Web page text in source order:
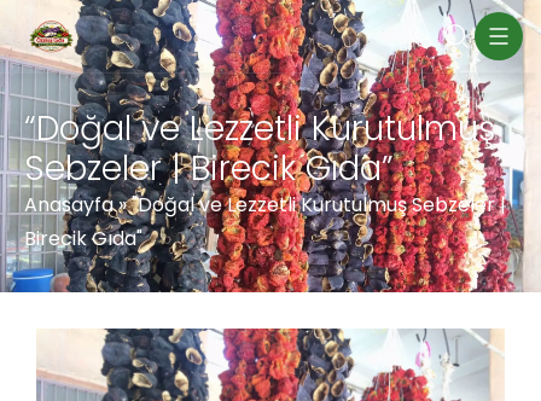
“Doğal ve Lezzetli Kurutulmuş
Sebzeler | Birecik Gıda”
Anasayfa»"Doğal ve Lezzetli Kurutulmuş Sebzeler |
Birecik Gıda"